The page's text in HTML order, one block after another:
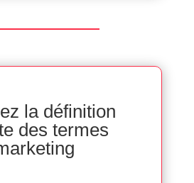
la définition
des termes